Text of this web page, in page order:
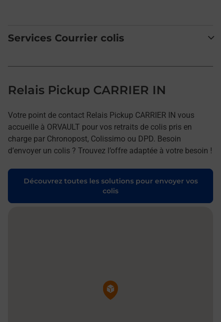
Services Courrier colis
Relais Pickup CARRIER IN
Votre point de contact Relais Pickup CARRIER IN vous
accueille à ORVAULT pour vos retraits de colis pris en
charge par Chronopost, Colissimo ou DPD. Besoin
d’envoyer un colis ? Trouvez l’offre adaptée à votre besoin !
Découvrez toutes les solutions pour envoyer vos
colis
Pin de la carte